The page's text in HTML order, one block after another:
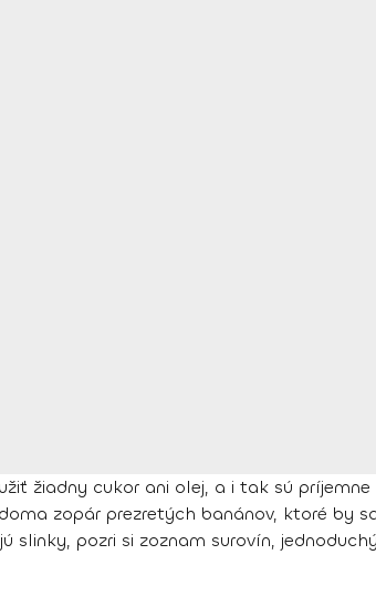
žiadny cukor ani olej, a i tak sú
zopár prezretých banánov, ktoré by
slinky, pozri si zoznam surovín,